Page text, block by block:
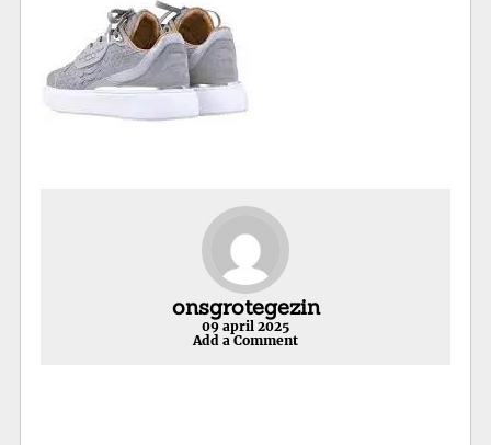
onsgrotegezin
09 april 2025
Add a Comment